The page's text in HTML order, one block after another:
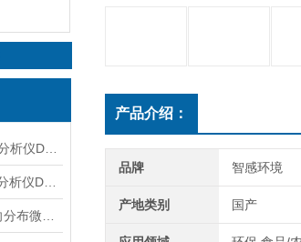
产品介绍：
品牌 智感环境
产地类别 国产